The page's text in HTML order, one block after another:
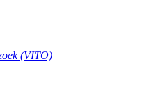
(VITO)